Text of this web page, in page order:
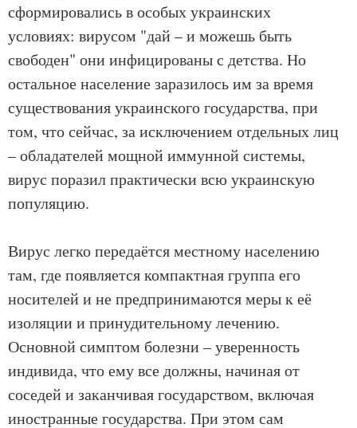
сформировались в особых украинских
условиях: вирусом "дай – и можешь быть
свободен" они инфицированы с детства. Но
остальное население заразилось им за время
существования украинского государства, при
том, что сейчас, за исключением отдельных лиц
– обладателей мощной иммунной системы,
вирус поразил практически всю украинскую
популяцию.
Вирус легко передаётся местному населению
там, где появляется компактная группа его
носителей и не предпринимаются меры к её
изоляции и принудительному лечению.
Основной симптом болезни – уверенность
индивида, что ему все должны, начиная от
соседей и заканчивая государством, включая
иностранные государства. При этом сам